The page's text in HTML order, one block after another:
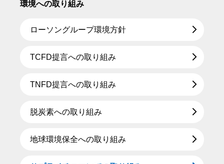
環境への取り組み
ローソングループ環境方針
TCFD提言への取り組み
TNFD提言への取り組み
脱炭素への取り組み
地球環境保全への取り組み